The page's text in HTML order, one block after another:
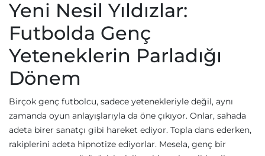
Yeni Nesil Yıldızlar:
Futbolda Genç
Yeteneklerin Parladığı
Dönem
Birçok genç futbolcu, sadece yetenekleriyle değil, aynı
zamanda oyun anlayışlarıyla da öne çıkıyor. Onlar, sahada
adeta birer sanatçı gibi hareket ediyor. Topla dans ederken,
rakiplerini adeta hipnotize ediyorlar. Mesela, genç bir